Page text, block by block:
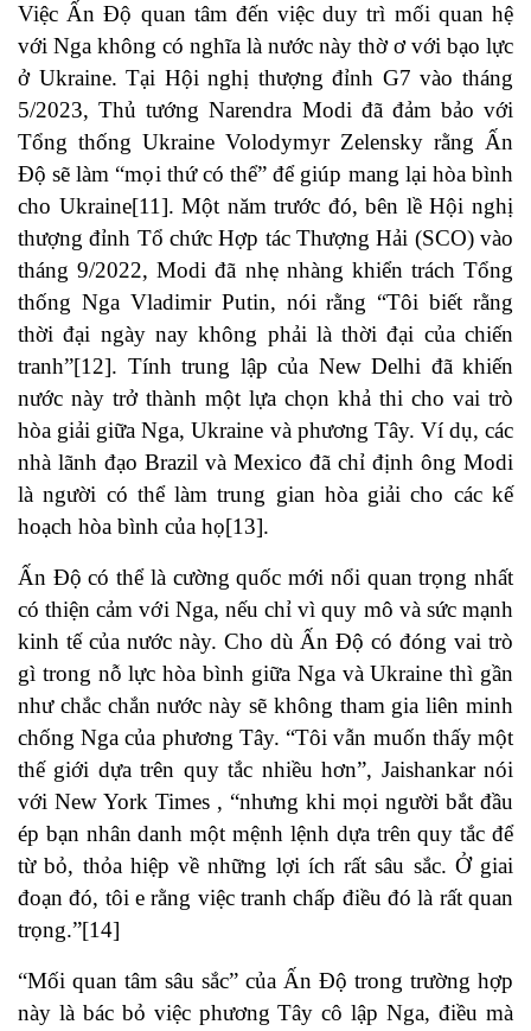
Việc Ấn Độ quan tâm đến việc duy trì mối quan hệ
với Nga không có nghĩa là nước này thờ ơ với bạo lực
ở Ukraine. Tại Hội nghị thượng đỉnh G7 vào tháng
5/2023, Thủ tướng Narendra Modi đã đảm bảo với
Tổng thống Ukraine Volodymyr Zelensky rằng Ấn
Độ sẽ làm “mọi thứ có thể” để giúp mang lại hòa bình
cho Ukraine[11]. Một năm trước đó, bên lề Hội nghị
thượng đỉnh Tổ chức Hợp tác Thượng Hải (SCO) vào
tháng 9/2022, Modi đã nhẹ nhàng khiển trách Tổng
thống Nga Vladimir Putin, nói rằng “Tôi biết rằng
thời đại ngày nay không phải là thời đại của chiến
tranh”[12]. Tính trung lập của New Delhi đã khiến
nước này trở thành một lựa chọn khả thi cho vai trò
hòa giải giữa Nga, Ukraine và phương Tây. Ví dụ, các
nhà lãnh đạo Brazil và Mexico đã chỉ định ông Modi
là người có thể làm trung gian hòa giải cho các kế
hoạch hòa bình của họ[13].
Ấn Độ có thể là cường quốc mới nổi quan trọng nhất
có thiện cảm với Nga, nếu chỉ vì quy mô và sức mạnh
kinh tế của nước này. Cho dù Ấn Độ có đóng vai trò
gì trong nỗ lực hòa bình giữa Nga và Ukraine thì gần
như chắc chắn nước này sẽ không tham gia liên minh
chống Nga của phương Tây. “Tôi vẫn muốn thấy một
thế giới dựa trên quy tắc nhiều hơn”, Jaishankar nói
với New York Times , “nhưng khi mọi người bắt đầu
ép bạn nhân danh một mệnh lệnh dựa trên quy tắc để
từ bỏ, thỏa hiệp về những lợi ích rất sâu sắc. Ở giai
đoạn đó, tôi e rằng việc tranh chấp điều đó là rất quan
trọng.”[14]
“Mối quan tâm sâu sắc” của Ấn Độ trong trường hợp
này là bác bỏ việc phương Tây cô lập Nga, điều mà